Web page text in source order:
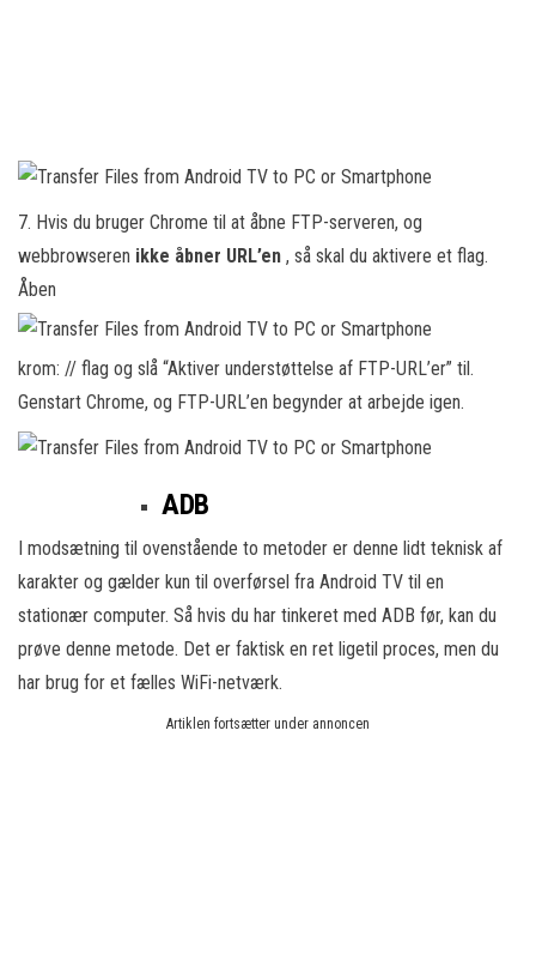
7. Hvis du bruger Chrome til at åbne FTP-serveren, og
webbrowseren ikke åbner URL’en , så skal du aktivere et flag.
Åben
krom: // flag og slå “Aktiver understøttelse af FTP-URL’er” til.
Genstart Chrome, og FTP-URL’en begynder at arbejde igen.
ADB
I modsætning til ovenstående to metoder er denne lidt teknisk af
karakter og gælder kun til overførsel fra Android TV til en
stationær computer. Så hvis du har tinkeret med ADB før, kan du
prøve denne metode. Det er faktisk en ret ligetil proces, men du
har brug for et fælles WiFi-netværk.
Artiklen fortsætter under annoncen